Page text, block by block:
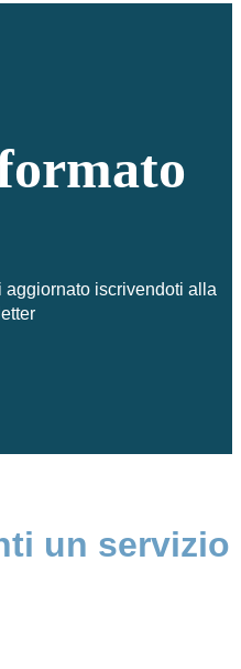
aggiornato iscrivendoti alla
un servizio